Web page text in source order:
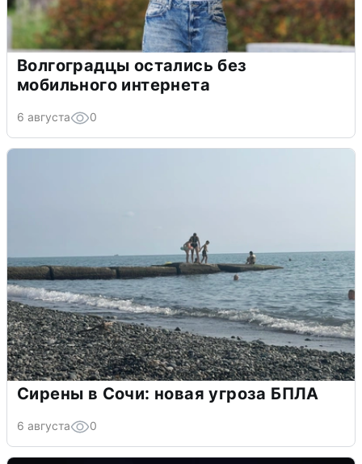
Волгоградцы остались без
мобильного интернета
6 августа 0
Сирены в Сочи: новая угроза БПЛА
6 августа 0